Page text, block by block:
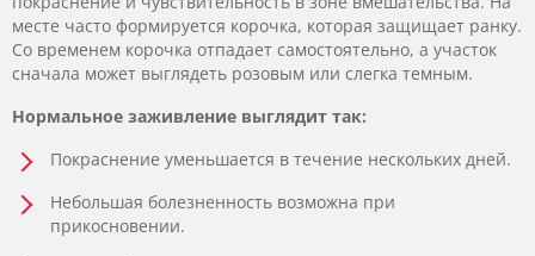
месте часто формируется корочка, которая защищает ранку.
Со временем корочка отпадает самостоятельно, а участок
сначала может выглядеть розовым или слегка темным.
Нормальное заживление выглядит так:
Покраснение уменьшается в течение нескольких дней.
Небольшая болезненность возможна при
прикосновении.